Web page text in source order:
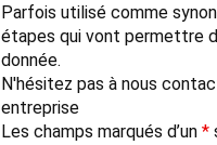
Parfois utilisé comme
étapes qui vont permettre
donnée.
N'hésitez pas à nous
entreprise
Les champs marqués d’un *